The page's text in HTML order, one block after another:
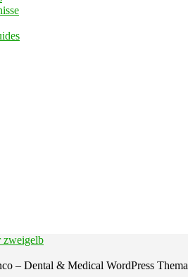
zweigelb
– Dental & Medical WordPress Thema